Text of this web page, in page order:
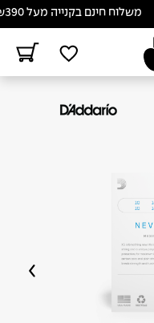
משלוח חינם בקנייה מעל ₪390